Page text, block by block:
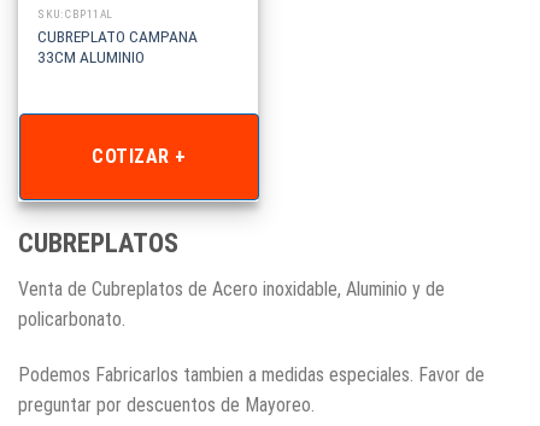
SKU: CBP11AL
CUBREPLATO CAMPANA
33CM ALUMINIO
COTIZAR +
CUBREPLATOS
Venta de Cubreplatos de Acero inoxidable, Aluminio y de
policarbonato.
Podemos Fabricarlos tambien a medidas especiales. Favor de
preguntar por descuentos de Mayoreo.